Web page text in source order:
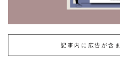
記事内に広告が含